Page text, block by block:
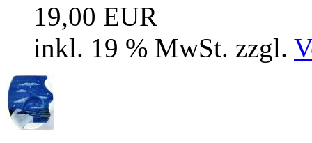
19,00 EUR
inkl. 19 % MwSt. zzgl.